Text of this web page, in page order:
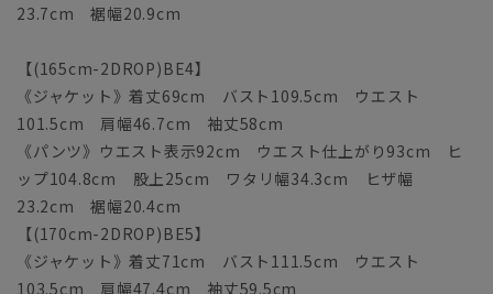
23.7cm 裾幅20.9cm
【(165cm-2DROP)BE4】
《ジャケット》着丈69cm バスト109.5cm ウエスト
101.5cm 肩幅46.7cm 袖丈58cm
《パンツ》ウエスト表示92cm ウエスト仕上がり93cm ヒ
ップ104.8cm 股上25cm ワタリ幅34.3cm ヒザ幅
23.2cm 裾幅20.4cm
【(170cm-2DROP)BE5】
《ジャケット》着丈71cm バスト111.5cm ウエスト
103.5cm 肩幅47.4cm 袖丈59.5cm